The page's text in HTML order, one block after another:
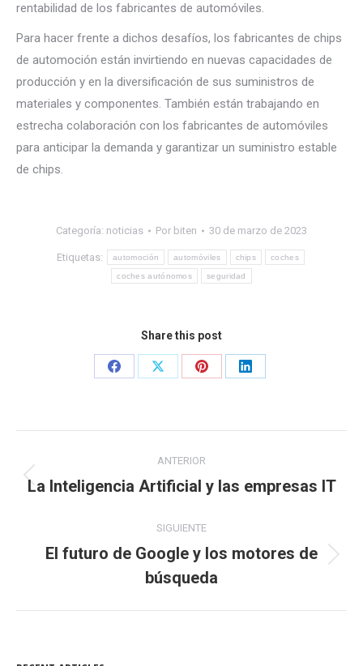
rentabilidad de los fabricantes de automóviles.
Para hacer frente a dichos desafíos, los fabricantes de chips
de automoción están invirtiendo en nuevas capacidades de
producción y en la diversificación de sus suministros de
materiales y componentes. También están trabajando en
estrecha colaboración con los fabricantes de automóviles
para anticipar la demanda y garantizar un suministro estable
de chips.
Categoría: noticias Por biten 30 de marzo de 2023
Etiquetas: automoción automóviles chips coches
coches autónomos seguridad
Share this post
Share
Share
Share
Share
entre
publicaciones
ANTERIOR
Publicación
La Inteligencia Artificial y las empresas IT
SIGUIENTE
Publicación
siguiente:
El futuro de Google y los motores de
búsqueda